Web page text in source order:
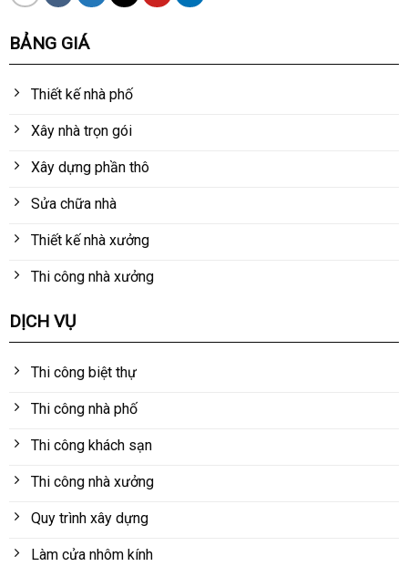
BẢNG GIÁ
Thiết kế nhà phố
Xây nhà trọn gói
Xây dựng phần thô
Sửa chữa nhà
Thiết kế nhà xưởng
Thi công nhà xưởng
DỊCH VỤ
Thi công biệt thự
Thi công nhà phố
Thi công khách sạn
Thi công nhà xưởng
Quy trình xây dựng
Làm cửa nhôm kính